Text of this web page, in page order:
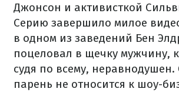
Джонсон и активисткой
Серию завершило милое
в одном из заведений Бен
поцеловал в щечку мужчину,
судя по всему,
парень не относится к шоу-